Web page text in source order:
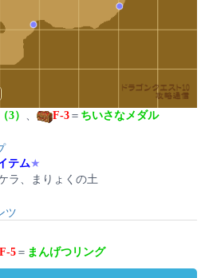
ツ
3） 、 F-3 ＝ ちいさなメダル
テム★
ラ、まりょくの土
F-5 ＝ まんげつリング